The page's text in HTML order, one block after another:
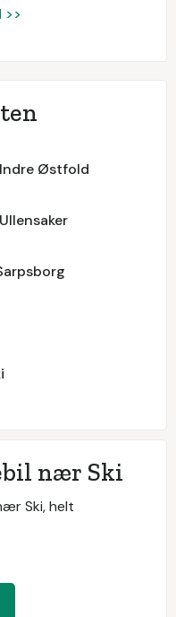
Østfold
nær Ski
Ski, helt